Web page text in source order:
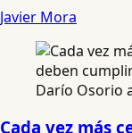
Javier Mora
Cada vez más